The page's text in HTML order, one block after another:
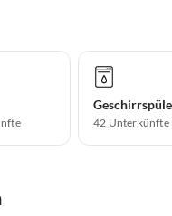
42 Unterkünfte